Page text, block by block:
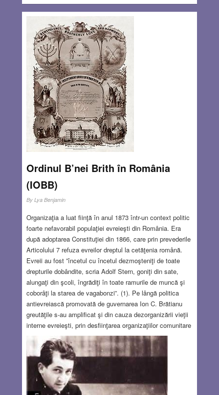
Ordinul B’nei Brith în România
(IOBB)
By Lya Benjamin
Organizaţia a luat fiinţă în anul 1873 într-un context politic
foarte nefavorabil populaţiei evreieşti din România. Era
după adoptarea Constituţiei din 1866, care prin prevederile
Articolului 7 refuza evreilor dreptul la cetăţenia română.
Evreii au fost ”încetul cu încetul dezmoşteniţi de toate
drepturile dobândite, scria Adolf Stern, goniţi din sate,
alungaţi din şcoli, îngrădiţi în toate ramurile de muncă şi
coborâţi la starea de vagabonzi”. (1). Pe lângă politica
antievreiască promovată de guvernarea Ion C. Brătianu
greutăţile s-au amplificat şi din cauza dezorganizării vieţii
interne evreieşti, prin desfiinţarea organizaţiilor comunitare
din Bucureşti şi din alte localităţi. În această situaţie
sosea în ţară, în anul 1871, Benjamin Franklin Peixotto, în
post de consul al Statelor Unite, secretarul lui devenind dr.
Adolf Stern, primul avocat evreu din România. Înţelegând
situaţia în care se afla evreimea, Peixotto – în calitatea lui
de evreu şi de membru al Ordinului B’ nei Brith din New